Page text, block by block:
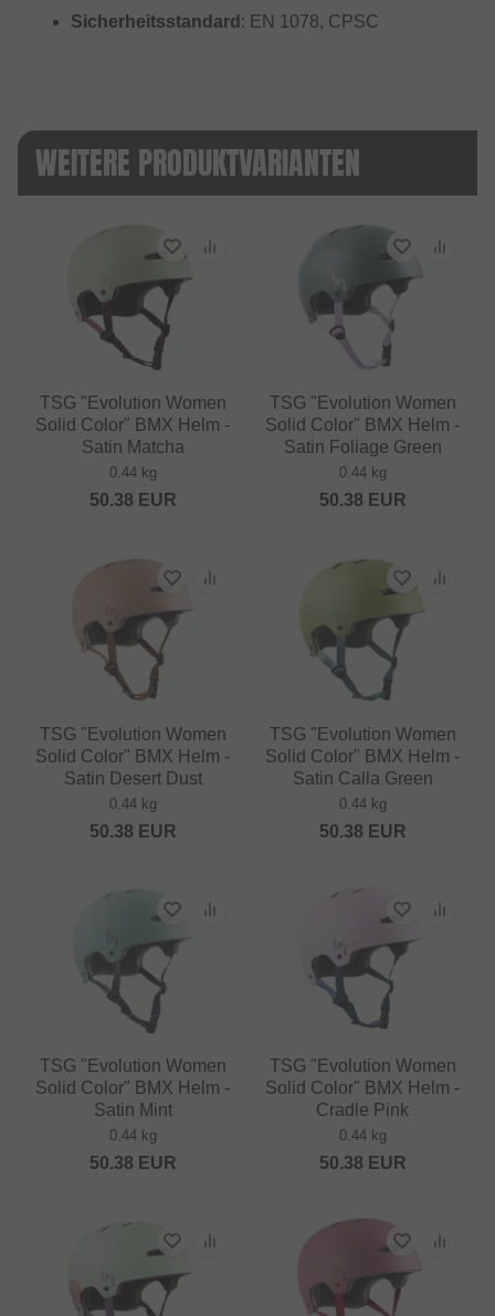
Sicherheitsstandard : EN 1078, CPSC
WEITERE PRODUKTVARIANTEN
TSG "Evolution Women
Solid Color" BMX Helm -
Satin Matcha
0.44 kg
50.38 EUR
TSG "Evolution Women
Solid Color" BMX Helm -
Satin Foliage Green
0.44 kg
50.38 EUR
TSG "Evolution Women
Solid Color" BMX Helm -
Satin Desert Dust
0.44 kg
50.38 EUR
TSG "Evolution Women
Solid Color" BMX Helm -
Satin Calla Green
0.44 kg
50.38 EUR
TSG "Evolution Women
Solid Color" BMX Helm -
Satin Mint
0.44 kg
50.38 EUR
TSG "Evolution Women
Solid Color" BMX Helm -
Cradle Pink
0.44 kg
50.38 EUR